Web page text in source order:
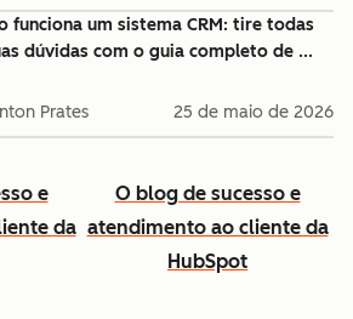
funciona um sistema CRM: tire todas
dúvidas com o guia completo de ...
Prates 25 de maio de 2026
e
da
O blog de sucesso e
atendimento ao cliente da
HubSpot